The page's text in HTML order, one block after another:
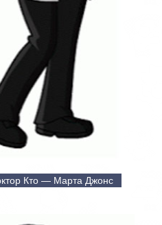
Кто — Марта Джонс